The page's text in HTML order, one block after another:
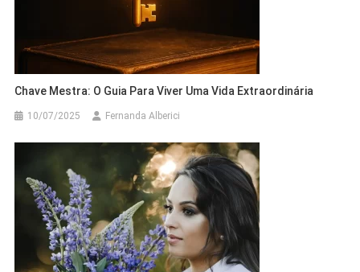
Chave Mestra: O Guia Para Viver Uma Vida Extraordinária
10/07/2025 Fernanda Alberici